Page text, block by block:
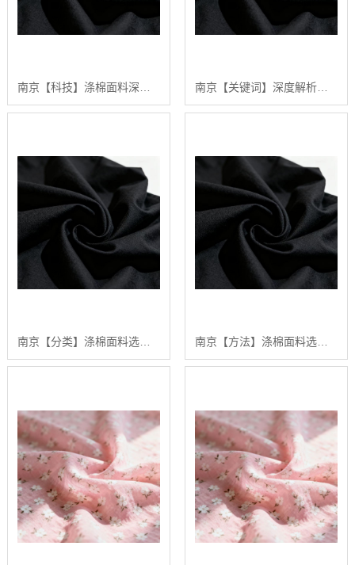
南京【关键词】深度解析：涤棉面料在现代纺织业中的应用与品质管理行业白皮书【精梳涤棉坯布长期供应合作案例】【怎么做?】
南京【分类】涤棉面料选购指南：2024年【高性价比】涤棉面料供应商排行【是什么?】 南京【方法】涤棉面料选购指南：2024年五大高品质涤棉面料推荐【深度解析】【有哪些?】